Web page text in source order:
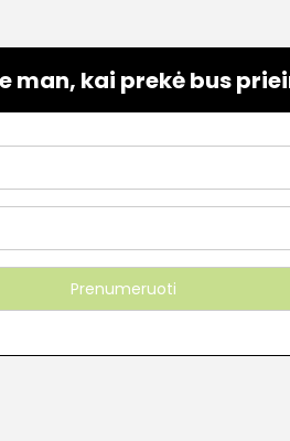
man, kai prekė bus